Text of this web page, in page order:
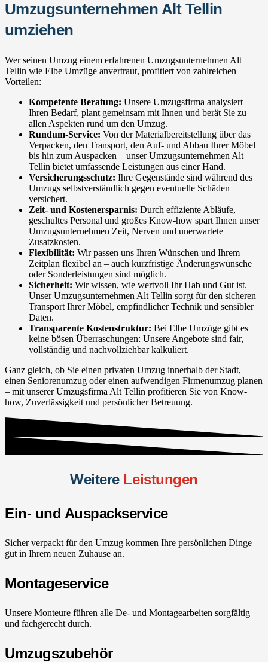
Umzugsunternehmen Alt Tellin
umziehen
Wer seinen Umzug einem erfahrenen Umzugsunternehmen Alt
Tellin wie Elbe Umzüge anvertraut, profitiert von zahlreichen
Vorteilen:
Kompetente Beratung: Unsere Umzugsfirma analysiert
Ihren Bedarf, plant gemeinsam mit Ihnen und berät Sie zu
allen Aspekten rund um den Umzug.
Rundum-Service: Von der Materialbereitstellung über das
Verpacken, den Transport, den Auf- und Abbau Ihrer Möbel
bis hin zum Auspacken – unser Umzugsunternehmen Alt
Tellin bietet umfassende Leistungen aus einer Hand.
Versicherungsschutz: Ihre Gegenstände sind während des
Umzugs selbstverständlich gegen eventuelle Schäden
versichert.
Zeit- und Kostenersparnis: Durch effiziente Abläufe,
geschultes Personal und großes Know-how spart Ihnen unser
Umzugsunternehmen Zeit, Nerven und unerwartete
Zusatzkosten.
Flexibilität: Wir passen uns Ihren Wünschen und Ihrem
Zeitplan flexibel an – auch kurzfristige Änderungswünsche
oder Sonderleistungen sind möglich.
Sicherheit: Wir wissen, wie wertvoll Ihr Hab und Gut ist.
Unser Umzugsunternehmen Alt Tellin sorgt für den sicheren
Transport Ihrer Möbel, empfindlicher Technik und sensibler
Daten.
Transparente Kostenstruktur: Bei Elbe Umzüge gibt es
keine bösen Überraschungen: Unsere Angebote sind fair,
vollständig und nachvollziehbar kalkuliert.
Ganz gleich, ob Sie einen privaten Umzug innerhalb der Stadt,
einen Seniorenumzug oder einen aufwendigen Firmenumzug planen
– mit unserer Umzugsfirma Alt Tellin profitieren Sie von Know-
how, Zuverlässigkeit und persönlicher Betreuung.
Weitere Leistungen
Ein- und Auspackservice
Sicher verpackt für den Umzug kommen Ihre persönlichen Dinge
gut in Ihrem neuen Zuhause an.
Montageservice
Unsere Monteure führen alle De- und Montagearbeiten sorgfältig
und fachgerecht durch.
Umzugszubehör